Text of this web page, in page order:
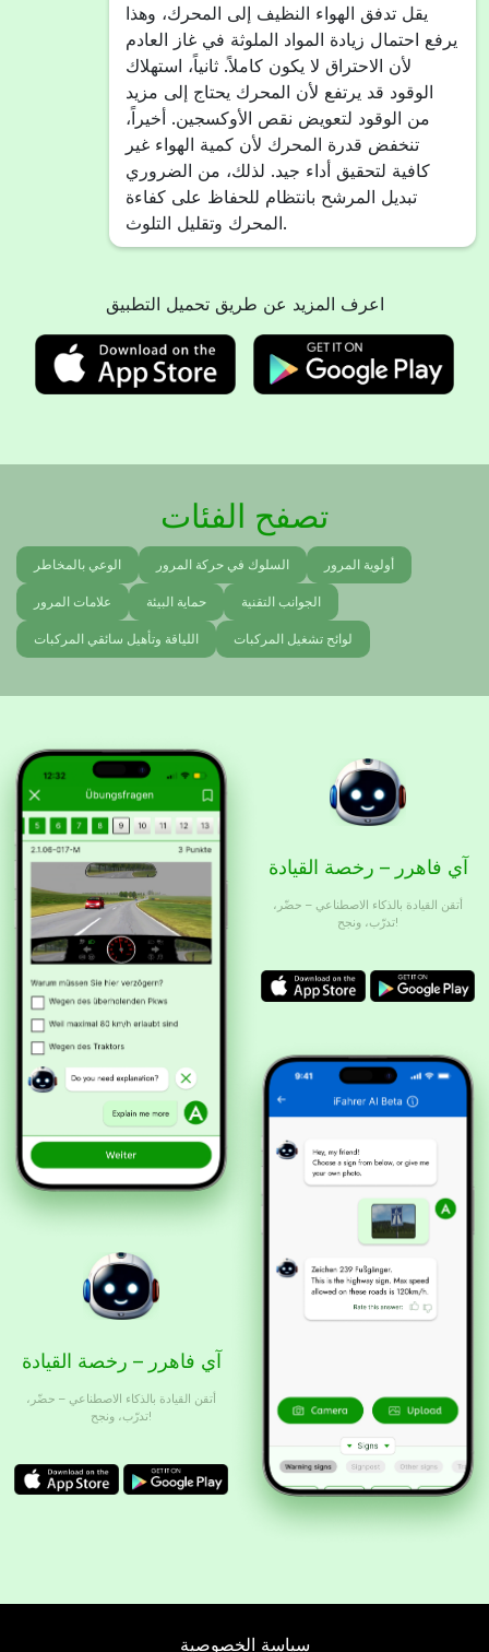
يقل تدفق الهواء النظيف إلى المحرك، وهذا
يرفع احتمال زيادة المواد الملوثة في غاز العادم
لأن الاحتراق لا يكون كاملاً. ثانياً، استهلاك
الوقود قد يرتفع لأن المحرك يحتاج إلى مزيد
من الوقود لتعويض نقص الأوكسجين. أخيراً،
تنخفض قدرة المحرك لأن كمية الهواء غير
كافية لتحقيق أداء جيد. لذلك، من الضروري
تبديل المرشح بانتظام للحفاظ على كفاءة
المحرك وتقليل التلوث.
اعرف المزيد عن طريق تحميل التطبيق
تصفح الفئات
الوعي بالمخاطر السلوك في حركة المرور أولوية المرور
علامات المرور حماية البيئة الجوانب التقنية
اللياقة وتأهيل سائقي المركبات لوائح تشغيل المركبات
آي فاهرر – رخصة القيادة
أتقن القيادة بالذكاء الاصطناعي – حضّر،
تدرّب، ونجح!
آي فاهرر – رخصة القيادة
أتقن القيادة بالذكاء الاصطناعي – حضّر،
تدرّب، ونجح!
سياسة الخصوصية